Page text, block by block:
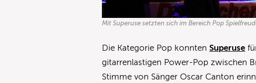
Mit Superuse setzten sich im Bereich Pop
Die Kategorie Pop konntenSuperuse
gitarrenlastigen Power-Pop zwischen
Stimme von Sänger Oscar Canton